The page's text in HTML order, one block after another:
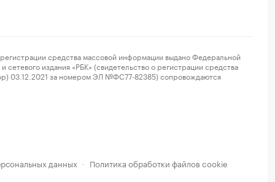
средства массовой информации выдано Федеральной
издания «РБК» (свидетельство о регистрации средства
03.12.2021 за номером ЭЛ №ФС77-82385) сопровождаются
данных · Политика обработки файлов cookie